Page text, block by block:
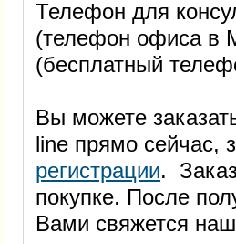
Телефон для
(телефон офиса в
(бесплатный
Вы можете
line прямо
регистрации.
покупке. После
Вами свяжется